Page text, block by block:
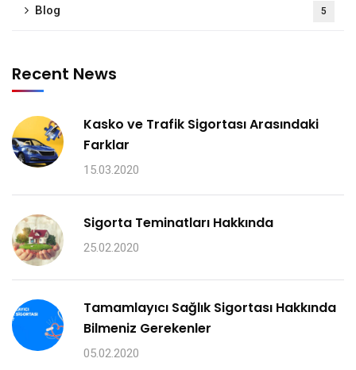
Blog 5
Recent News
Kasko ve Trafik Sigortası Arasındaki
Farklar
15.03.2020
Sigorta Teminatları Hakkında
25.02.2020
Tamamlayıcı Sağlık Sigortası Hakkında
Bilmeniz Gerekenler
05.02.2020